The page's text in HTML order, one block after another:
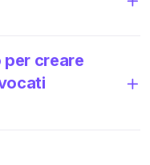
per creare